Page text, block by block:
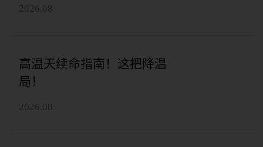
2026.08
高温天续命指南！这把降温
局！
2026.08